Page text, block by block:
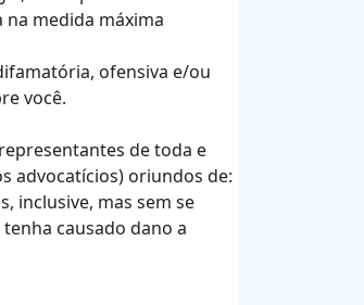
medida máxima
ofensiva e/ou
você.
de toda e
advocatícios) oriundos de:
inclusive, mas sem se
causado dano a